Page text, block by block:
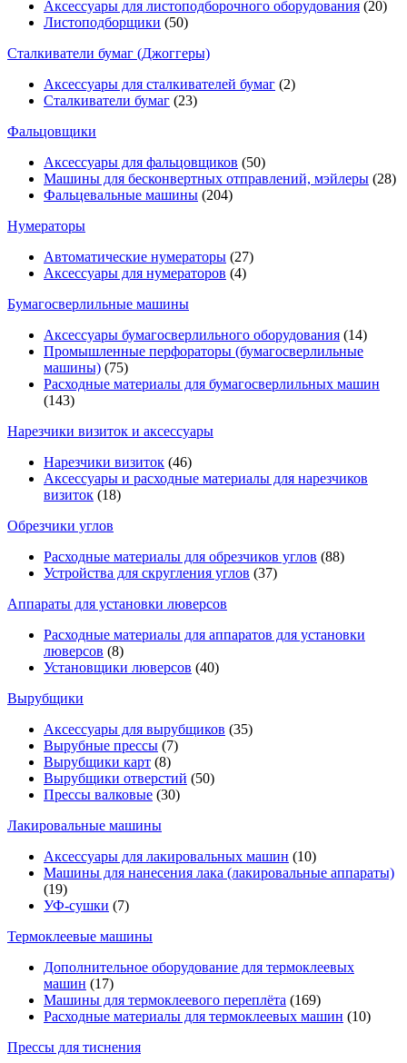
Аксессуары для листоподборочного оборудования (20)
Листоподборщики (50)
Сталкиватели бумаг (Джоггеры)
Аксессуары для сталкивателей бумаг (2)
Сталкиватели бумаг (23)
Фальцовщики
Аксессуары для фальцовщиков (50)
Машины для бесконвертных отправлений, мэйлеры (28)
Фальцевальные машины (204)
Нумераторы
Автоматические нумераторы (27)
Аксессуары для нумераторов (4)
Бумагосверлильные машины
Аксессуары бумагосверлильного оборудования (14)
Промышленные перфораторы (бумагосверлильные
машины) (75)
Расходные материалы для бумагосверлильных машин
(143)
Нарезчики визиток и аксессуары
Нарезчики визиток (46)
Аксессуары и расходные материалы для нарезчиков
визиток (18)
Обрезчики углов
Расходные материалы для обрезчиков углов (88)
Устройства для скругления углов (37)
Аппараты для установки люверсов
Расходные материалы для аппаратов для установки
люверсов (8)
Установщики люверсов (40)
Вырубщики
Аксессуары для вырубщиков (35)
Вырубные прессы (7)
Вырубщики карт (8)
Вырубщики отверстий (50)
Прессы валковые (30)
Лакировальные машины
Аксессуары для лакировальных машин (10)
Машины для нанесения лака (лакировальные аппараты)
(19)
УФ-сушки (7)
Термоклеевые машины
Дополнительное оборудование для термоклеевых
машин (17)
Машины для термоклеевого переплёта (169)
Расходные материалы для термоклеевых машин (10)
Прессы для тиснения